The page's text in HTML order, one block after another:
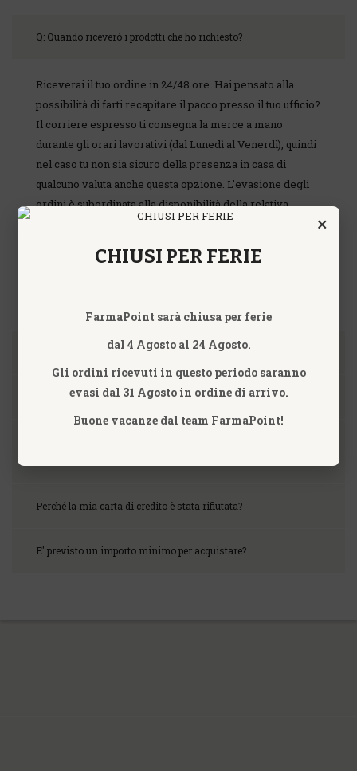
Q: Quando riceverò i prodotti che ho richiesto?
Riceverai il tuo ordine in 24/48 ore. Hai pensato alla
possibilità di farti recapitare il pacco presso il tuo ufficio?
Il corriere espresso ti consegna la merce a mano
durante gli orari lavorativi (dal Lunedì al Venerdì), quindi
nel caso tu non sia sicuro della presenza in casa di
qualcuno valuta anche questa opzione. L'evasione degli
ordini è subordinata alla disponibilità della relativa
merce. In caso in cui in uno stesso ordine siano presenti
da ordinare, l'ordine verrà evaso in una unica soluzione,
Quali sono i metodi di pagamento?
I pagamenti su farmapointsrl.com sono sicuri?
Perché la mia carta di credito è stata rifiutata?
E' previsto un importo minimo per acquistare?
×
CHIUSI PER FERIE
FarmaPoint sarà chiusa per ferie
dal 4 Agosto al 24 Agosto.
Gli ordini ricevuti in questo periodo saranno
evasi dal 31 Agosto in ordine di arrivo.
Buone vacanze dal team FarmaPoint!